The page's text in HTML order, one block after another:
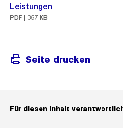
Leistungen
PDF | 357 KB
Seite drucken
Für diesen Inhalt